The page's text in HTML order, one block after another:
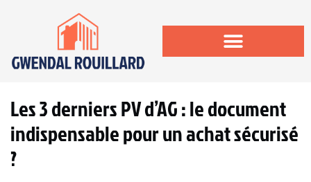
Les 3 derniers PV d’AG : le document
indispensable pour un achat sécurisé
?